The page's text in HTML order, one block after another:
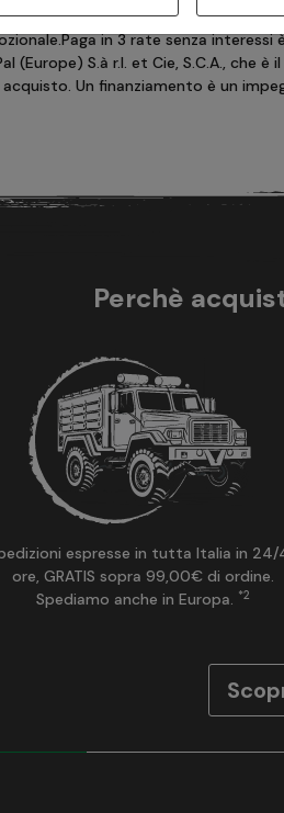
in 3 rate senza
S.à r.l. et Cie, S.C.A., che
Un finanziamento è un
Perchè
espresse in tutta Italia in 24/
ore, GRATIS sopra 99,00€ di ordine.
Spediamo anche in Europa. *2